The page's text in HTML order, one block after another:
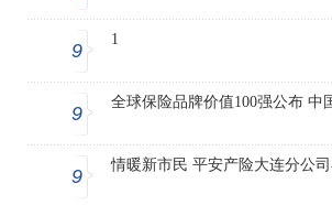
9
1
9
全球保险品牌价值100强公布 中
9
情暖新市民 平安产险大连分公